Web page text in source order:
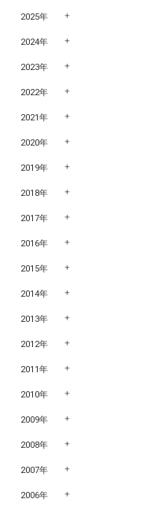
2025年
2024年
2023年
2022年
2021年
2020年
2019年
2018年
2017年
2016年
2015年
2014年
2013年
2012年
2011年
2010年
2009年
2008年
2007年
2006年